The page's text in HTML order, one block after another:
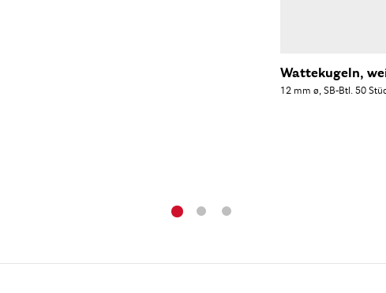
Wattekugeln,
12 mm ø, SB-Btl. 50